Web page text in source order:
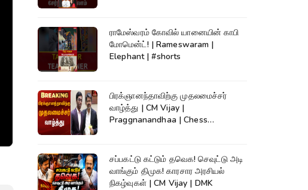
ராமேஸ்வரம் கோவில் யானையின் காபி
மோமென்ட்! | Rameswaram |
Elephant | #shorts
பிரக்ஞானந்தாவிற்கு முதலமைச்சர்
வாழ்த்து | CM Vijay |
Praggnanandhaa | Chess
சப்பகட்டு கட்டும் தவெக! செவுட்டு அடி
வாங்கும் திமுக! காரசார அரசியல்
நிகழ்வுகள் | CM Vijay | DMK